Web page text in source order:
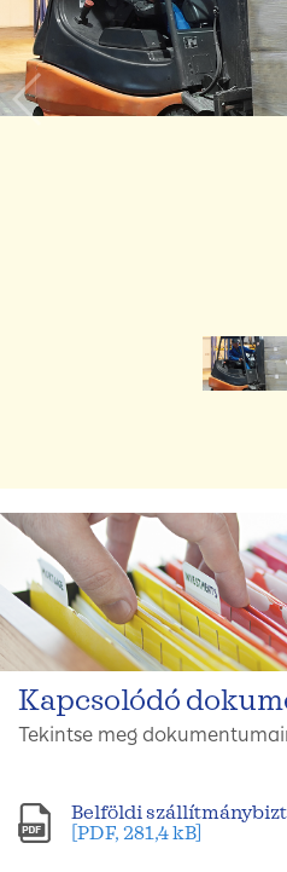
Kapcsolódó
Tekintse meg
Belföldi
[PDF, 281,4 kB]